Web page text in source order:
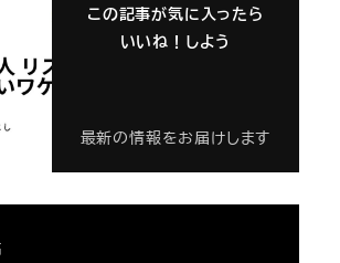
この記事が気に入ったら
いいね！しよう
最新の情報をお届けします